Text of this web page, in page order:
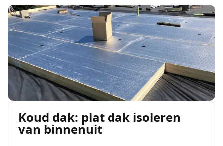
Koud dak: plat dak isoleren
van binnenuit